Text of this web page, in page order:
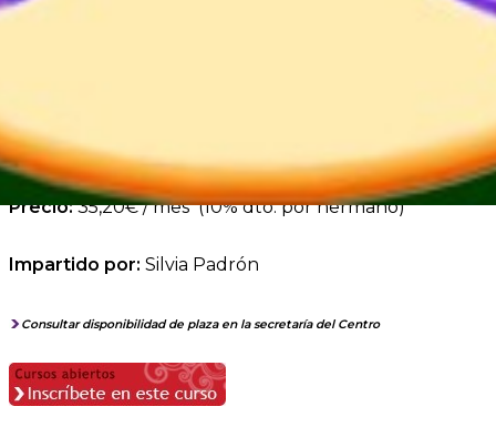
Fechas:
Horario:de 9.35 a 11.05
Precio:35,20€ / mes (10% dto. por hermano)
Impartido por: Silvia Padrón
Consultar disponibilidad de plaza en la secretaría del Centro